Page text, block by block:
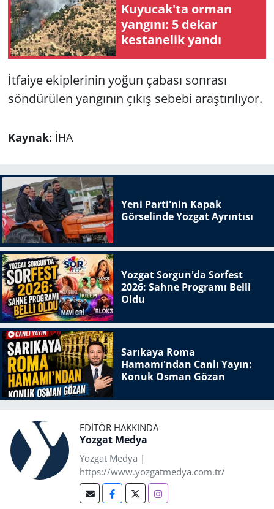
Kuyucak'ta orman
yangını: 5 dekar
kestanelik yandı
İtfaiye ekiplerinin yoğun çabası sonrası
söndürülen yangının çıkış sebebi araştırılıyor.
Kaynak: İHA
Yeni Parti'nin Kapak
Görselinde Yozgat Ayrıntısı
Yozgat Sorgun'da Sorfest
2026: Sahne Programı Belli
Oldu
Sarıkaya Roma
Hamamı'ndan Canlı Yayın:
Konuk Osman Gözan
EDITÖR HAKKINDA
Yozgat Medya
Yozgat Medya |
https://www.yozgatmedya.com.tr/